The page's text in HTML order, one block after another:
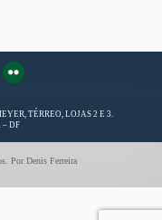
TÉRREO, LOJAS 2 E 3.
– DF
Por Denis Ferreira